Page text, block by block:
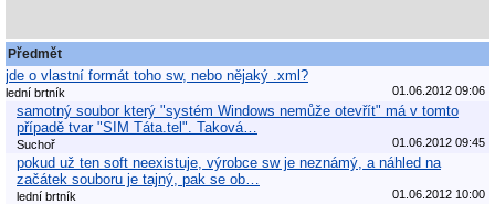
Předmět
jde o vlastní formát toho sw, nebo nějaký .xml?
lední brtník 01.06.2012 09:06
samotný soubor který "systém Windows nemůže otevřít" má v tomto
případě tvar "SIM Táta.tel". Taková…
Suchoř 01.06.2012 09:45
pokud už ten soft neexistuje, výrobce sw je neznámý, a náhled na
začátek souboru je tajný, pak se ob…
lední brtník 01.06.2012 10:00